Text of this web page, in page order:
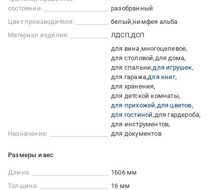
состояние:
разобранный
Цвет производителя:
белый нимфея альба
Материал изделия:
ЛДСП ДСП
Назначение:
для вина многоцелевое
для столовой для дома
для спальни для игрушек
для гаража для книг
для хранения
для детской комнаты
для прихожей для цветов
для гостиной для гардероба
для инструментов
для документов
Размеры и вес
Длина:
1606 мм
Толщина:
16 мм